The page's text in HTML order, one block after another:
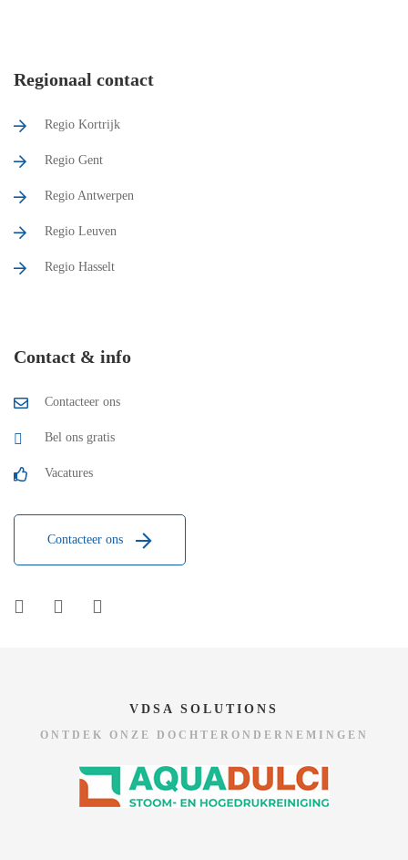
Regionaal contact
Regio Kortrijk
Regio Gent
Regio Antwerpen
Regio Leuven
Regio Hasselt
Contact & info
Contacteer ons
Bel ons gratis
Vacatures
Contacteer ons
VDSA SOLUTIONS
ONTDEK ONZE DOCHTERONDERNEMINGEN